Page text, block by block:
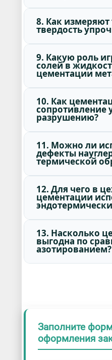
8. Как
твердость
9. Какую роль
солей в
цементации
10. Как
сопротивление
разрушению?
11. Можно ли
дефекты
термической
12. Для чего в
цементации
13. Насколько
выгодна по
азотированием?
Заполните
оформления